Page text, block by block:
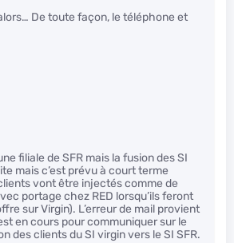
De toute façon, le téléphone et
filiale de SFR mais la fusion des SI
mais c’est prévu à court terme
vont être injectés comme de
portage chez RED lorsqu’ils feront
sur Virgin). L’erreur de mail provient
en cours pour communiquer sur le
des clients du SI virgin vers le SI SFR.